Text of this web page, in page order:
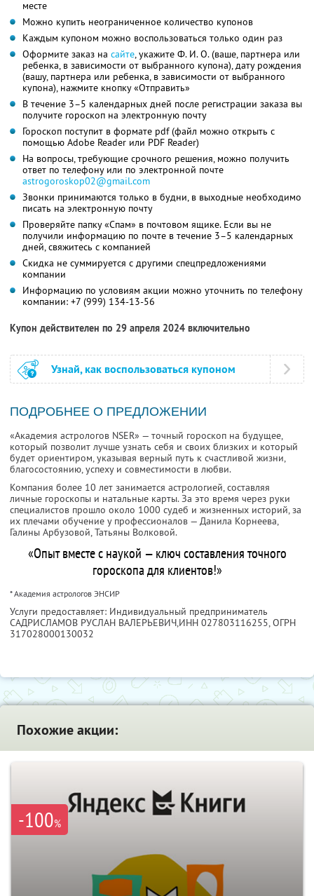
месте
Можно купить неограниченное количество купонов
Каждым купоном можно воспользоваться только один раз
Оформите заказ на сайте, укажите Ф. И. О.(ваше, партнера или
ребенка, в зависимости от выбранного купона), дату рождения
(вашу, партнера или ребенка, в зависимости от выбранного
купона), нажмите кнопку «Отправить»
В течение 3–5 календарных дней после регистрации заказа вы
получите гороскоп на электронную почту
Гороскоп поступит в формате pdf (файл можно открыть с
помощью Adobe Reader или PDF Reader)
На вопросы, требующие срочного решения, можно получить
ответ по телефону или по электронной почте
astrogoroskop02@gmail.com
Звонки принимаются только в будни, в выходные необходимо
писать на электронную почту
Проверяйте папку «Спам» в почтовом ящике. Если вы не
получили информацию по почте в течение 3–5 календарных
дней, свяжитесь с компанией
Скидка не суммируется с другими спецпредложениями
компании
Информацию по условиям акции можно уточнить по телефону
компании: +7 (999) 134-13-56
Купон действителен по 29 апреля 2024 включительно
Узнай, как воспользоваться купоном
ПОДРОБНЕЕ О ПРЕДЛОЖЕНИИ
«Академия астрологов NSER» — точный гороскоп на будущее,
который позволит лучше узнать себя и своих близких и который
будет ориентиром, указывая верный путь к счастливой жизни,
благосостоянию, успеху и совместимости в любви.
Компания более 10 лет занимается астрологией, составляя
личные гороскопы и натальные карты. За это время через руки
специалистов прошло около 1000 судеб и жизненных историй, за
их плечами обучение у профессионалов — Данила Корнеева,
Галины Арбузовой, Татьяны Волковой.
«Опыт вместе с наукой — ключ составления точного
гороскопа для клиентов!»
* Академия астрологов ЭНСИР
Услуги предоставляет: Индивидуальный предприниматель
САДРИСЛАМОВ РУСЛАН ВАЛЕРЬЕВИЧ,ИНН 027803116255, ОГРН
317028000130032
Похожие акции:
-100%